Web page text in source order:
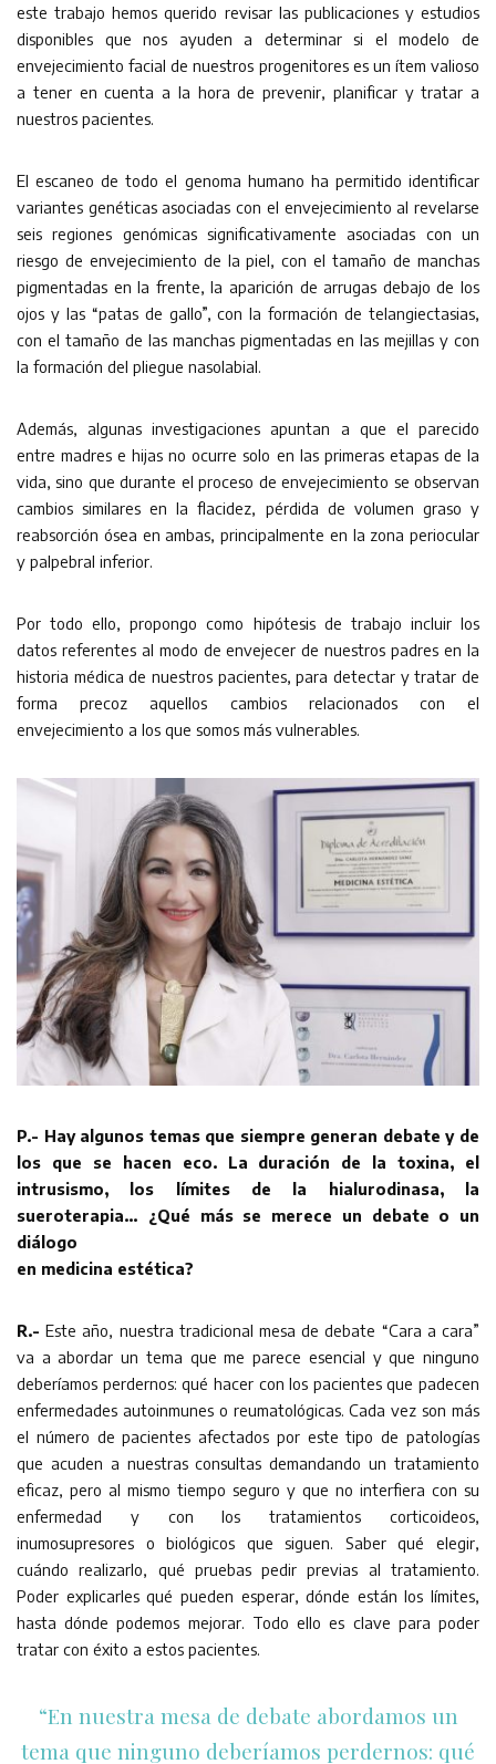
este trabajo hemos querido revisar las publicaciones y estudios
disponibles que nos ayuden a determinar si el modelo de
envejecimiento facial de nuestros progenitores es un ítem valioso
a tener en cuenta a la hora de prevenir, planificar y tratar a
nuestros pacientes.
El escaneo de todo el genoma humano ha permitido identificar
variantes genéticas asociadas con el envejecimiento al revelarse
seis regiones genómicas significativamente asociadas con un
riesgo de envejecimiento de la piel, con el tamaño de manchas
pigmentadas en la frente, la aparición de arrugas debajo de los
ojos y las “patas de gallo”, con la formación de telangiectasias,
con el tamaño de las manchas pigmentadas en las mejillas y con
la formación del pliegue nasolabial.
Además, algunas investigaciones apuntan a que el parecido
entre madres e hijas no ocurre solo en las primeras etapas de la
vida, sino que durante el proceso de envejecimiento se observan
cambios similares en la flacidez, pérdida de volumen graso y
reabsorción ósea en ambas, principalmente en la zona periocular
y palpebral inferior.
Por todo ello, propongo como hipótesis de trabajo incluir los
datos referentes al modo de envejecer de nuestros padres en la
historia médica de nuestros pacientes, para detectar y tratar de
forma precoz aquellos cambios relacionados con el
envejecimiento a los que somos más vulnerables.
P.- Hay algunos temas que siempre generan debate y de
los que se hacen eco. La duración de la toxina, el
intrusismo, los límites de la hialurodinasa, la
sueroterapia… ¿Qué más se merece un debate o un
diálogo
en medicina estética?
R.-Este año, nuestra tradicional mesa de debate “Cara a cara”
va a abordar un tema que me parece esencial y que ninguno
deberíamos perdernos: qué hacer con los pacientes que padecen
enfermedades autoinmunes o reumatológicas. Cada vez son más
el número de pacientes afectados por este tipo de patologías
que acuden a nuestras consultas demandando un tratamiento
eficaz, pero al mismo tiempo seguro y que no interfiera con su
enfermedad y con los tratamientos corticoideos,
inumosupresores o biológicos que siguen. Saber qué elegir,
cuándo realizarlo, qué pruebas pedir previas al tratamiento.
Poder explicarles qué pueden esperar, dónde están los límites,
hasta dónde podemos mejorar. Todo ello es clave para poder
tratar con éxito a estos pacientes.
“En nuestra mesa de debate abordamos un
tema que ninguno deberíamos perdernos: qué